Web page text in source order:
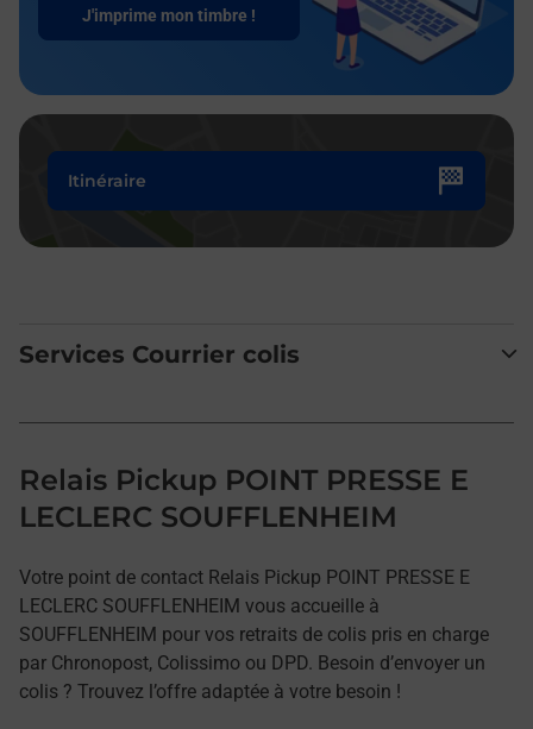
J'imprime mon timbre !
Itinéraire
Services Courrier colis
Relais Pickup POINT PRESSE E
LECLERC SOUFFLENHEIM
Votre point de contact Relais Pickup POINT PRESSE E
LECLERC SOUFFLENHEIM vous accueille à
SOUFFLENHEIM pour vos retraits de colis pris en charge
par Chronopost, Colissimo ou DPD. Besoin d’envoyer un
colis ? Trouvez l’offre adaptée à votre besoin !